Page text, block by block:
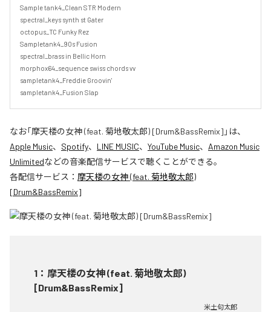
Sample tank4_Clean STR Modern
spectral_keys synth st Gater
octopus_TC Funky Rez
Sampletank4_90s Fusion
spectral_brass in Bellic Horn
morphox64_sequence swiss chords vv
sampletank4_Freddie Groovin'
sampletank4_Fusion Slap
なお「摩天楼の女神 (feat. 菊地敬太郎) [Drum&BassRemix] 」は、
Apple Music、 Spotify、 LINE MUSIC、 YouTube Music、 Amazon Music
Unlimitedなどの音楽配信サービスで聴くことができる。
各配信サービス： 摩天楼の女神 (feat. 菊地敬太郎)
[Drum&BassRemix]
1 ： 摩天楼の女神 (feat. 菊地敬太郎)
[Drum&BassRemix]
米土句太郎